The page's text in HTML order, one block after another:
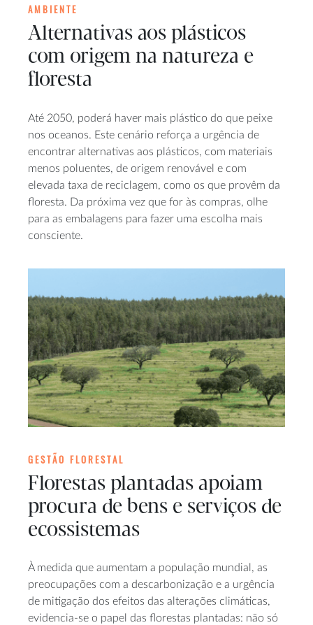
AMBIENTE
Alternativas aos plásticos
com origem na natureza e
floresta
Até 2050, poderá haver mais plástico do que peixe
nos oceanos. Este cenário reforça a urgência de
encontrar alternativas aos plásticos, com materiais
menos poluentes, de origem renovável e com
elevada taxa de reciclagem, como os que provêm da
floresta. Da próxima vez que for às compras, olhe
para as embalagens para fazer uma escolha mais
consciente.
GESTÃO FLORESTAL
Florestas plantadas apoiam
procura de bens e serviços de
ecossistemas
À medida que aumentam a população mundial, as
preocupações com a descarbonização e a urgência
de mitigação dos efeitos das alterações climáticas,
evidencia-se o papel das florestas plantadas: não só